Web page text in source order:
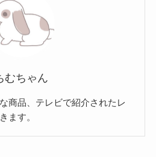
むちゃん
商品、テレビで紹介されたレ
ます。